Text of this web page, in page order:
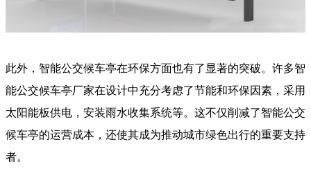
此外，智能公交候车亭在环保方面也有了显著的突破。许多智
能公交候车亭厂家在设计中充分考虑了节能和环保因素，采用
太阳能板供电，安装雨水收集系统等。这不仅削减了智能公交
候车亭的运营成本，还使其成为推动城市绿色出行的重要支持
者。